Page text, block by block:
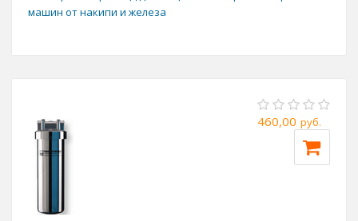
машин от накипи и железа
460,00 руб.